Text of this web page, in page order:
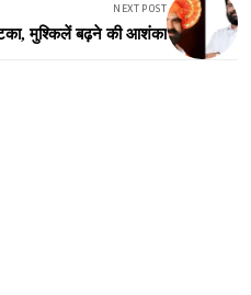
NEXT POST
मुश्किलें बढ़ने की आशंका